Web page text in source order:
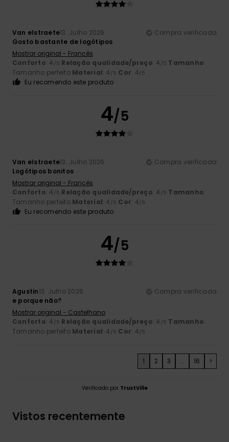
Van elstraete13. Julho 2026
Compra verificada
Gosto bastante de logótipos
Mostrar original - Francês
Conforto: 4 /5 Relação qualidade/preço: 4 /5 Tamanho:
Tamanho perfeito Material: 4 /5 Cor: 4/5
Eu recomendo este produto
4/5
Van elstraete13. Julho 2026
Compra verificada
Logótipos bonitos
Mostrar original - Francês
Conforto: 4 /5 Relação qualidade/preço: 4 /5 Tamanho:
Tamanho perfeito Material: 4 /5 Cor: 4/5
Eu recomendo este produto
4/5
Agustin13. Julho 2026
Compra verificada
e porque não?
Mostrar original - Castelhano
Conforto: 4 /5 Relação qualidade/preço: 4 /5 Tamanho:
Tamanho perfeito Material: 4 /5 Cor: 4/5
1 2 3 ... 16 >
Verificado por TrustVille
Vistos recentemente